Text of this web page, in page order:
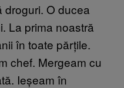
O ducea
La prima noastră
în toate părțile.
chef. Mergeam cu
Ieșeam în